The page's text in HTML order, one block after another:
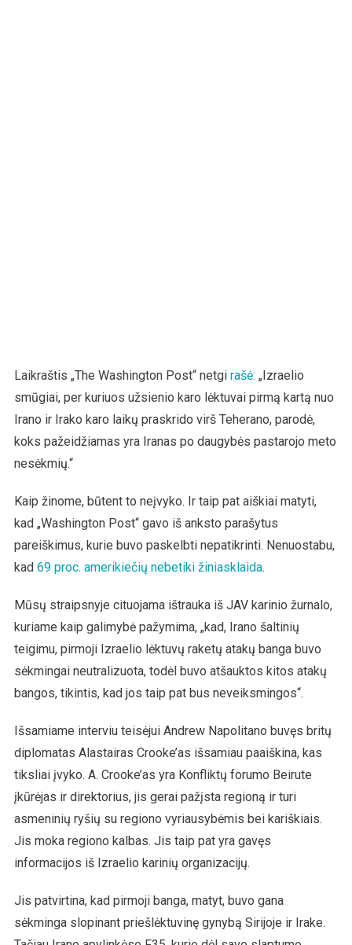
Laikraštis „The Washington Post“ netgi rašė: „Izraelio
smūgiai, per kuriuos užsienio karo lėktuvai pirmą kartą nuo
Irano ir Irako karo laikų praskrido virš Teherano, parodė,
koks pažeidžiamas yra Iranas po daugybės pastarojo meto
nesėkmių.“
Kaip žinome, būtent to neįvyko. Ir taip pat aiškiai matyti,
kad „Washington Post“ gavo iš anksto parašytus
pareiškimus, kurie buvo paskelbti nepatikrinti. Nenuostabu,
kad 69 proc. amerikiečių nebetiki žiniasklaida.
Mūsų straipsnyje cituojama ištrauka iš JAV karinio žurnalo,
kuriame kaip galimybė pažymima, „kad, Irano šaltinių
teigimu, pirmoji Izraelio lėktuvų raketų atakų banga buvo
sėkmingai neutralizuota, todėl buvo atšauktos kitos atakų
bangos, tikintis, kad jos taip pat bus neveiksmingos“.
Išsamiame interviu teisėjui Andrew Napolitano buvęs britų
diplomatas Alastairas Crooke’as išsamiau paaiškina, kas
tiksliai įvyko. A. Crooke’as yra Konfliktų forumo Beirute
įkūrėjas ir direktorius, jis gerai pažįsta regioną ir turi
asmeninių ryšių su regiono vyriausybėmis bei kariškiais.
Jis moka regiono kalbas. Jis taip pat yra gavęs
informacijos iš Izraelio karinių organizacijų.
Jis patvirtina, kad pirmoji banga, matyt, buvo gana
sėkminga slopinant priešlėktuvinę gynybą Sirijoje ir Irake.